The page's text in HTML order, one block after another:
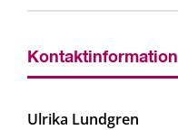
Kontaktinformation
Ulrika Lundgren